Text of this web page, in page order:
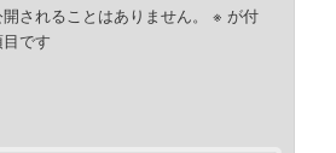
されることはありません。 ※ が付
です